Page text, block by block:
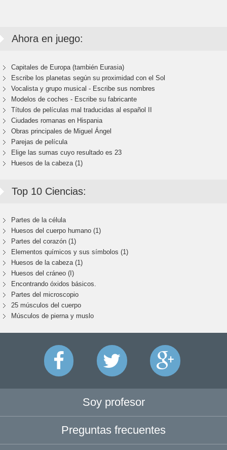
Ahora en juego:
Capitales de Europa (también Eurasia)
Escribe los planetas según su proximidad con el Sol
Vocalista y grupo musical - Escribe sus nombres
Modelos de coches - Escribe su fabricante
Títulos de películas mal traducidas al español II
Ciudades romanas en Hispania
Obras principales de Miguel Ángel
Parejas de película
Elige las sumas cuyo resultado es 23
Huesos de la cabeza (1)
Top 10 Ciencias:
Partes de la célula
Huesos del cuerpo humano (1)
Partes del corazón (1)
Elementos químicos y sus símbolos (1)
Huesos de la cabeza (1)
Huesos del cráneo (I)
Encontrando óxidos básicos.
Partes del microscopio
25 músculos del cuerpo
Músculos de pierna y muslo
Soy profesor
Preguntas frecuentes